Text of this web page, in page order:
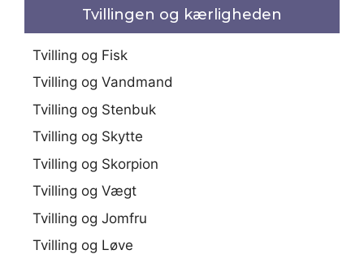
Tvillingen og kærligheden
Tvilling og Fisk
Tvilling og Vandmand
Tvilling og Stenbuk
Tvilling og Skytte
Tvilling og Skorpion
Tvilling og Vægt
Tvilling og Jomfru
Tvilling og Løve